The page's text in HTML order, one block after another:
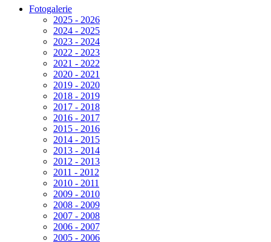
Fotogalerie
2025 - 2026
2024 - 2025
2023 - 2024
2022 - 2023
2021 - 2022
2020 - 2021
2019 - 2020
2018 - 2019
2017 - 2018
2016 - 2017
2015 - 2016
2014 - 2015
2013 - 2014
2012 - 2013
2011 - 2012
2010 - 2011
2009 - 2010
2008 - 2009
2007 - 2008
2006 - 2007
2005 - 2006